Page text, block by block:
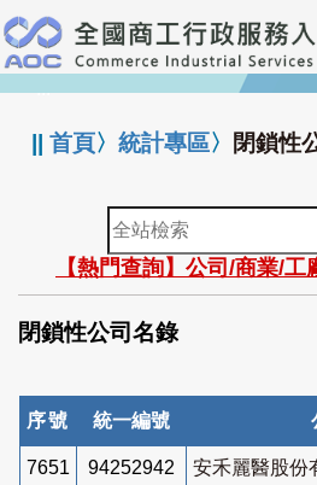
跳
到
主
要
:::
||首頁〉統計專區〉 閉鎖性
全
站
檢
索
【熱門查詢】公司/商業/工
閉鎖性公司名錄
序號 統一編號
7651 94252942 安禾麗醫股份